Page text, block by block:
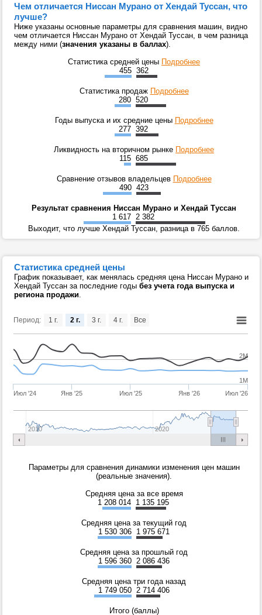
Чем отличается Ниссан Мурано от Хендай Туссан, что
лучше?
Ниже указаны основные параметры для сравнения машин, видно
чем отличается Ниссан Мурано от Хендай Туссан, в чем разница
между ними (значения указаны в баллах).
Статистика средней цены Подробнее
455 362
Статистика продаж Подробнее
280 520
Годы выпуска и их средние цены Подробнее
277 392
Ликвидность на вторичном рынке Подробнее
115 685
Сравнение отзывов владельцев Подробнее
490 423
Результат сравнения Ниссан Мурано и Хендай Туссан
1 617 2 382
Выходит, что лучше Хендай Туссан, разница в 765 баллов.
Статистика средней цены
График показывает, как менялась средняя цена Ниссан Мурано и
Хендай Туссан за последние годы без учета года выпуска и
региона продажи
Период:
Июл '24 Янв '25 Июл '25 Янв '26 Июл '26
2010 2020
1M
2M
1 г. 2 г. 3 г. 4 г. Все
Параметры для сравнения динамики изменения цен машин
(реальные значения).
Средняя цена за все время
1 208 014 1 135 195
Средняя цена за текущий год
1 530 306 1 975 671
Средняя цена за прошлый год
1 596 360 2 086 436
Средняя цена три года назад
1 749 050 2 714 406
Итого (баллы)